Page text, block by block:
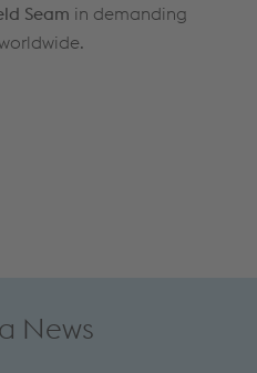
Seam in demanding
News